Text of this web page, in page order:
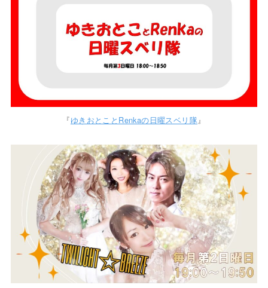
『ゆきおとことRenkaの日曜スベリ隊』